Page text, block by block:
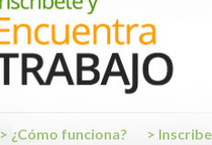
> ¿Cómo funciona? >